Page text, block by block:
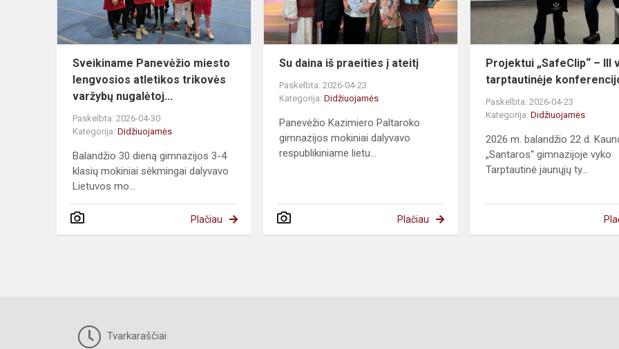
trikovės
v...
Sveikiname Panevėžio miesto
lengvosios atletikos trikovės
varžybų nugalėtoj...
Paskelbta: 2026-04-30
Kategorija: Didžiuojamės
Balandžio 30 dieną gimnazijos 3-4
klasių mokiniai sėkmingai dalyvavo
Lietuvos mo...
Plačiau
ateitį
Su daina iš praeities į ateitį
Paskelbta: 2026-04-23
Kategorija:Didžiuojamės
Panevėžio Kazimiero Paltaroko
gimnazijos mokiniai dalyvavo
respublikiniame lietu...
Plačiau
Projektui „SafeClip“ – III
tarptautinėje
Paskelbta: 2026-04-23
Kategorija:Didžiuojamės
2026 m. balandžio 22 d.
„Santaros“ gimnazijoje vyko
Tarptautinė jaunųjų ty...
Tvarkaraščiai